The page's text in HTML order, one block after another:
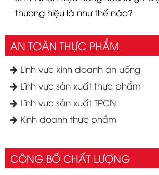
thương hiệu là như thế nào?
AN TOÀN THỰC PHẨM
Lĩnh vực kinh doanh ăn uống
Lĩnh vực sản xuất thực phẩm
Lĩnh vực sản xuất TPCN
Kinh doanh thực phẩm
CÔNG BỐ CHẤT LƯỢNG